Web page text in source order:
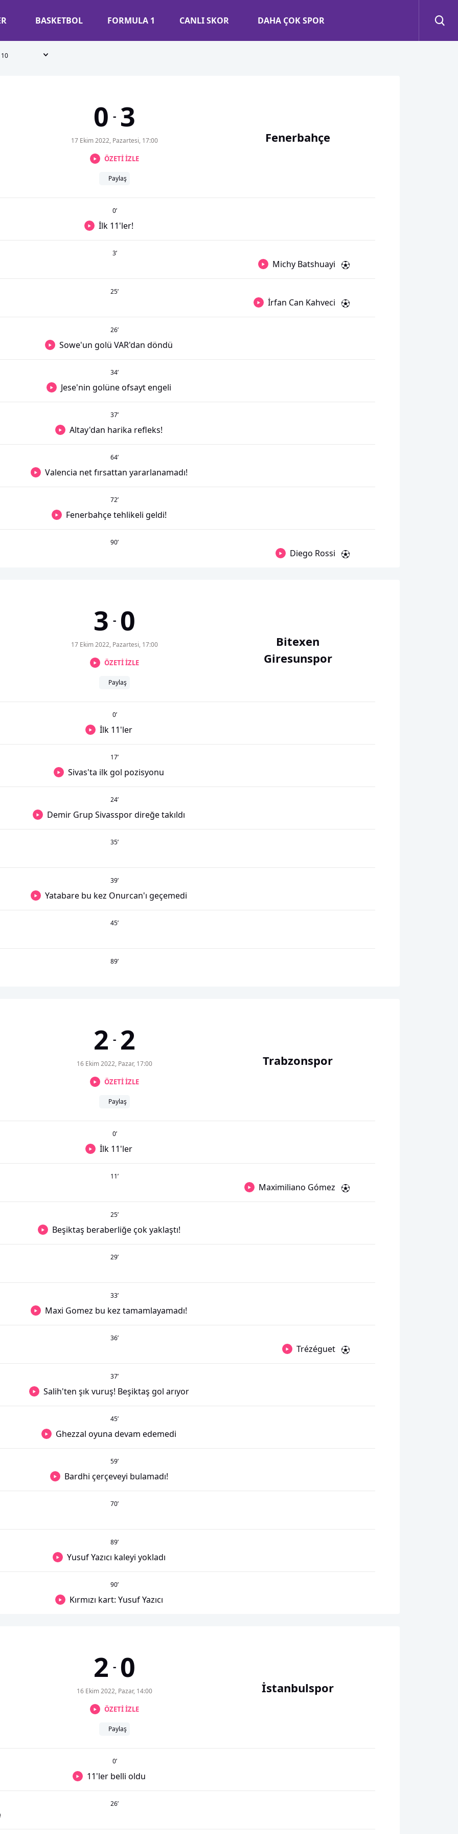
BASKETBOL FORMULA 1 CANLI SKOR DAHA ÇOK SPOR
10
0 - 3
17 Ekim 2022, Pazartesi, 17:00
ÖZETİ İZLE
Paylaş
Fenerbahçe
0’
İlk 11'ler!
3’
Michy Batshuayi
25’
İrfan Can Kahveci
26’
Sowe'un golü VAR'dan döndü
34’
Jese'nin golüne ofsayt engeli
37’
Altay'dan harika refleks!
64’
Valencia net fırsattan yararlanamadı!
72’
Fenerbahçe tehlikeli geldi!
90’
Diego Rossi
3 - 0
17 Ekim 2022, Pazartesi, 17:00
ÖZETİ İZLE
Paylaş
Bitexen
Giresunspor
0’
İlk 11'ler
17’
Sivas'ta ilk gol pozisyonu
24’
Demir Grup Sivasspor direğe takıldı
35’
39’
Yatabare bu kez Onurcan'ı geçemedi
45’
89’
2 - 2
16 Ekim 2022, Pazar, 17:00
ÖZETİ İZLE
Paylaş
Trabzonspor
0’
İlk 11'ler
11’
Maximiliano Gómez
25’
Beşiktaş beraberliğe çok yaklaştı!
29’
33’
Maxi Gomez bu kez tamamlayamadı!
36’
Trézéguet
37’
Salih'ten şık vuruş! Beşiktaş gol arıyor
45’
Ghezzal oyuna devam edemedi
59’
Bardhi çerçeveyi bulamadı!
70’
89’
Yusuf Yazıcı kaleyi yokladı
90’
Kırmızı kart: Yusuf Yazıcı
2 - 0
16 Ekim 2022, Pazar, 14:00
ÖZETİ İZLE
Paylaş
İstanbulspor
0’
11'ler belli oldu
26’